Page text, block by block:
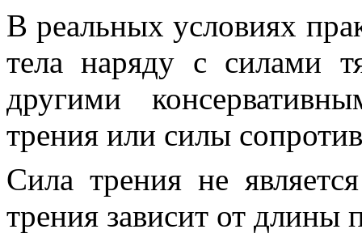
В реальных условиях
тела наряду с силами
другими
трения или силы
Сила трения не
трения зависит от длины